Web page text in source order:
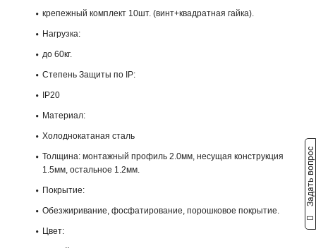
крепежный комплект 10шт. (винт+квадратная гайка).
Нагрузка:
до 60кг.
Степень Защиты по IP:
IP20
Материал:
Холоднокатаная сталь
Толщина: монтажный профиль 2.0мм, несущая конструкция
1.5мм, остальное 1.2мм.
Покрытие:
Обезжиривание, фосфатирование, порошковое покрытие.
Цвет:
Задать вопрос